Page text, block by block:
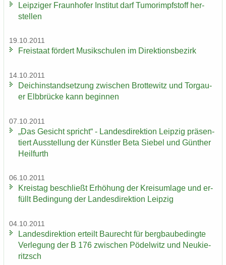
Leip­zi­ger Fraun­ho­fer In­sti­tut darf Tu­mor­impf­stoff her­
stel­len
19.10.2011
Frei­staat för­dert Mu­sik­schu­len im Di­rek­ti­ons­be­zirk
14.10.2011
Deich­in­stand­set­zung zwi­schen Brot­te­witz und Tor­gau­
er Elb­brü­cke kann be­gin­nen
07.10.2011
„Das Ge­sicht spricht“ - Lan­des­di­rek­ti­on Leip­zig prä­sen­
tiert Aus­stel­lung der Künst­ler Beta Sie­bel und Gün­ther
Heil­furth
06.10.2011
Kreis­tag be­schließt Er­hö­hung der Kreis­um­la­ge und er­
füllt Be­din­gung der Lan­des­di­rek­ti­on Leip­zig
04.10.2011
Lan­des­di­rek­ti­on er­teilt Bau­recht für berg­bau­be­ding­te
Ver­le­gung der B 176 zwi­schen Pö­del­witz und Neu­kie­
ritzsch